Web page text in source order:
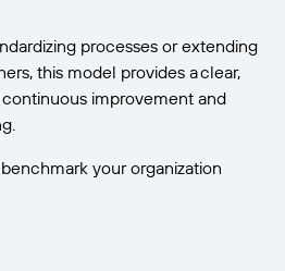
professionnels
BarTender et demandez des
partenaires
d’assistance technique pour
actuellement pris en
Cloud
processes or extending
this model provides a clear,
improvement and
your organization